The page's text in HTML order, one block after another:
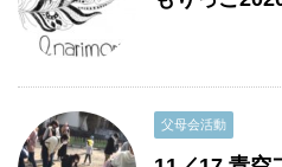
父母会活動